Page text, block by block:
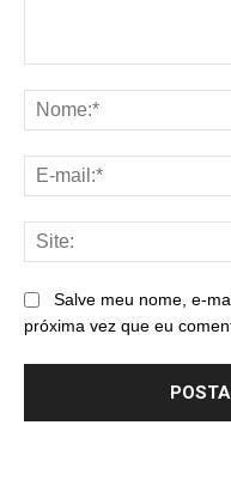
Salve meu nome, e-
próxima vez que eu